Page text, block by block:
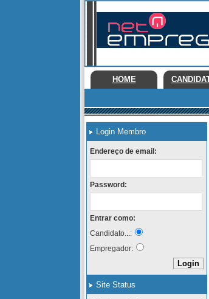
HOME
Login Membro
Endereço de email:
Password:
Entrar como:
Candidato...:
Empregador:
Site Status